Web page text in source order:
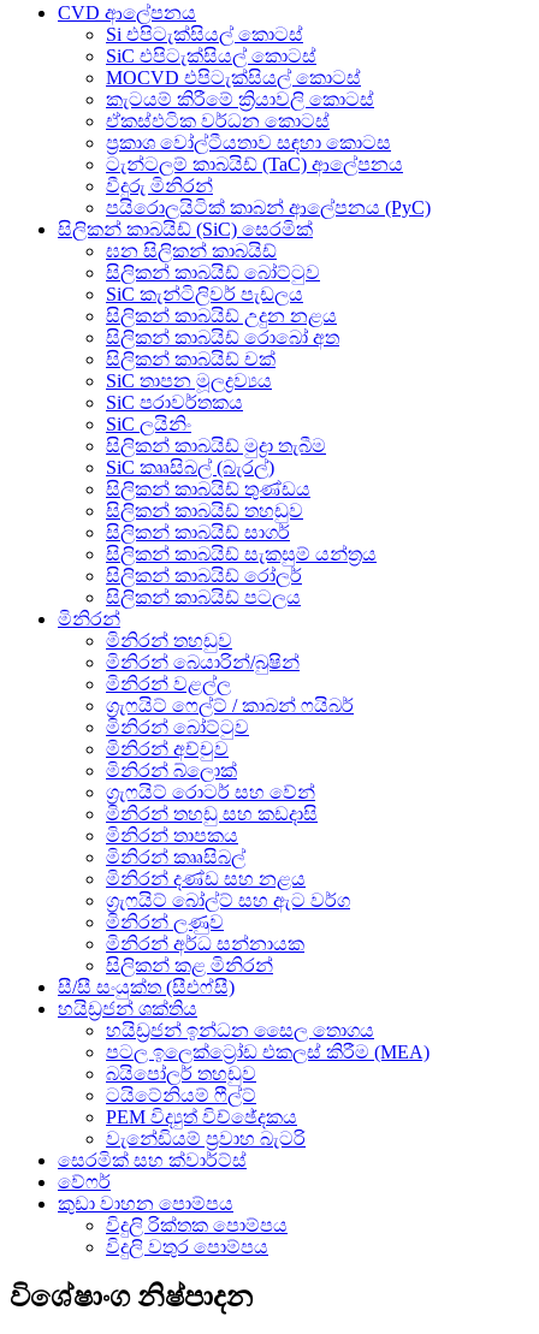
CVD ආලේපනය
Si එපිටැක්සියල් කොටස්
SiC එපිටැක්සියල් කොටස්
MOCVD එපිටැක්සියල් කොටස්
කැටයම් කිරීමේ ක්‍රියාවලි කොටස්
ඒකස්ඵටික වර්ධන කොටස්
ප්‍රකාශ වෝල්ටීයතාව සඳහා කොටස
ටැන්ටලම් කාබයිඩ් (TaC) ආලේපනය
වීදුරු මිනිරන්
පයිරොලයිටික් කාබන් ආලේපනය (PyC)
සිලිකන් කාබයිඩ් (SiC) සෙරමික්
ඝන සිලිකන් කාබයිඩ්
සිලිකන් කාබයිඩ් බෝට්ටුව
SiC කැන්ටිලිවර් පැඩලය
සිලිකන් කාබයිඩ් උදුන නළය
සිලිකන් කාබයිඩ් රොබෝ අත
සිලිකන් කාබයිඩ් චක්
SiC තාපන මූලද්‍රව්‍යය
SiC පරාවර්තකය
SiC ලයිනිං
සිලිකන් කාබයිඩ් මුද්‍රා තැබීම
SiC කෲසිබල් (බැරල්)
සිලිකන් කාබයිඩ් තුණ්ඩය
සිලිකන් කාබයිඩ් තහඩුව
සිලිකන් කාබයිඩ් සාගර්
සිලිකන් කාබයිඩ් සැකසුම් යන්ත්‍රය
සිලිකන් කාබයිඩ් රෝලර්
සිලිකන් කාබයිඩ් පටලය
මිනිරන්
මිනිරන් තහඩුව
මිනිරන් බෙයාරින්/බුෂින්
මිනිරන් වළල්ල
ග්‍රැෆයිට් ෆෙල්ට් / කාබන් ෆයිබර්
මිනිරන් බෝට්ටුව
මිනිරන් අච්චුව
මිනිරන් බ්ලොක්
ග්‍රැෆයිට් රොටර් සහ වේන්
මිනිරන් තහඩු සහ කඩදාසි
මිනිරන් තාපකය
මිනිරන් කෲසිබල්
මිනිරන් දණ්ඩ සහ නළය
ග්‍රැෆයිට් බෝල්ට් සහ ඇට වර්ග
මිනිරන් ලණුව
මිනිරන් අර්ධ සන්නායක
සිලිකන් කළ මිනිරන්
සී/සී සංයුක්ත (සීඑෆ්සී)
හයිඩ්‍රජන් ශක්තිය
හයිඩ්‍රජන් ඉන්ධන සෛල තොගය
පටල ඉලෙක්ට්‍රෝඩ එකලස් කිරීම (MEA)
බයිපෝලර් තහඩුව
ටයිටේනියම් ෆීල්ට්
PEM විද්‍යුත් විච්ඡේදකය
වැනේඩියම් ප්‍රවාහ බැටරි
සෙරමික් සහ ක්වාර්ට්ස්
වේෆර්
කුඩා වාහන පොම්පය
විදුලි රික්තක පොම්පය
විදුලි වතුර පොම්පය
විශේෂාංග නිෂ්පාදන